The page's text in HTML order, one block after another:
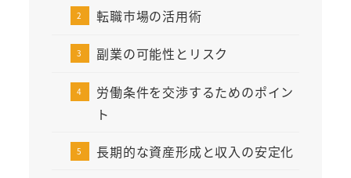
転職市場の活用術
副業の可能性とリスク
労働条件を交渉するためのポイン
ト
長期的な資産形成と収入の安定化